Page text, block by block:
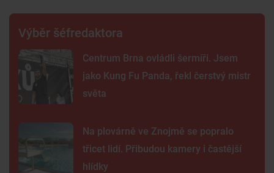
Výběr šéfredaktora
Centrum Brna ovládli šermíři. Jsem
jako Kung Fu Panda, řekl čerstvý mistr
světa
Na plovárně ve Znojmě se popralo
třicet lidí. Přibudou kamery i častější
hlídky